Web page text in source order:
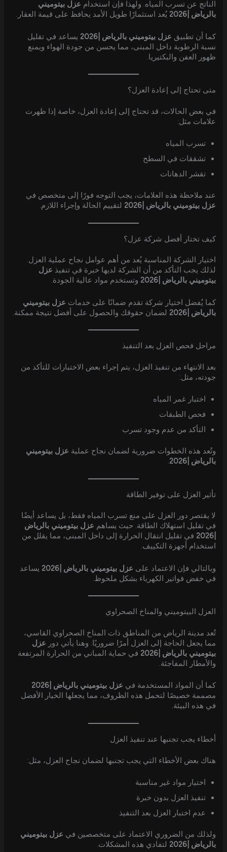
الناتج عن تسرب المياه. ولهذا فإن استخدام عزل بيتوميني
بالرياض |2026
يُعد استثمارًا طويل الأمد يحافظ على قيمة العقار.
كما أن تطبيق عزل بيتوميني بالرياض |2026
يساعد في تقليل
نسبة الرطوبة داخل المبنى، مما يحسن من جودة الهواء ويمنع
ظهور العفن والبكتيريا.
متى تحتاج إلى إعادة العزل؟
في بعض الحالات، قد تحتاج إلى إعادة العزل، خاصة إذا ظهرت
علامات مثل:
تسرب المياه
تشققات في السطح
تقشر الدهانات
عند ملاحظة هذه العلامات، يجب التوجه فورًا إلى متخصص في
عزل بيتوميني بالرياض |2026
لتقييم الحالة وإجراء اللازم.
كيف تختار أفضل شركة عزل؟
اختيار الشركة المناسبة يُعد من أهم عوامل نجاح عملية العزل.
لذلك يجب التأكد من أن الشركة لديها خبرة في تنفيذ عزل
بيتوميني بالرياض |2026
وتستخدم مواد عالية الجودة.
كما يُفضل اختيار شركة تقدم ضمانًا على خدمات عزل بيتوميني
بالرياض |2026
لضمان حقوقك والحصول على أفضل نتيجة ممكنة.
مراحل فحص العزل بعد التنفيذ
بعد الانتهاء من تنفيذ العزل، يتم إجراء بعض الاختبارات للتأكد من
جودته، مثل:
اختبار غمر المياه
فحص الطبقات
التأكد من عدم وجود تسرب
وتُعد هذه الخطوات ضرورية لضمان نجاح عملية عزل بيتوميني
بالرياض |2026
.
تأثير العزل على توفير الطاقة
لا يقتصر دور العزل على منع تسرب المياه فقط، بل يساعد أيضًا
في تقليل استهلاك الطاقة. حيث يساهم عزل بيتوميني بالرياض
|2026
في تقليل انتقال الحرارة إلى داخل المبنى، مما يقلل من
استخدام أجهزة التكييف.
وبالتالي فإن الاعتماد على عزل بيتوميني بالرياض |2026
يساعد
في خفض فواتير الكهرباء بشكل ملحوظ.
العزل البيتوميني والمناخ الصحراوي
تُعد مدينة الرياض من المناطق ذات المناخ الصحراوي القاسي،
مما يجعل الحاجة إلى العزل أمرًا ضروريًا. وهنا يأتي دور عزل
بيتوميني بالرياض |2026
في حماية المباني من الحرارة المرتفعة
والأمطار المفاجئة.
كما أن المواد المستخدمة في عزل بيتوميني بالرياض |2026
مصممة خصيصًا لتحمل هذه الظروف، مما يجعلها الخيار الأفضل
في هذه البيئة.
أخطاء يجب تجنبها عند تنفيذ العزل
هناك بعض الأخطاء التي يجب تجنبها لضمان نجاح العزل، مثل:
اختيار مواد غير مناسبة
تنفيذ العزل بدون خبرة
عدم اختبار العزل بعد التنفيذ
ولذلك من الضروري الاعتماد على متخصصين في عزل بيتوميني
بالرياض |2026
لتفادي هذه المشكلات.